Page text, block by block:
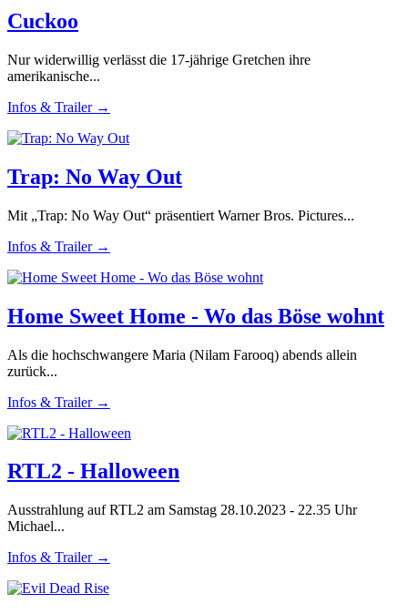
Cuckoo
Nur widerwillig verlässt die 17-jährige Gretchen ihre
amerikanische...
Infos & Trailer →
Trap: No Way Out
Mit „Trap: No Way Out“ präsentiert Warner Bros. Pictures...
Infos & Trailer →
Home Sweet Home - Wo das Böse wohnt
Als die hochschwangere Maria (Nilam Farooq) abends allein
zurück...
Infos & Trailer →
RTL2 - Halloween
Ausstrahlung auf RTL2 am Samstag 28.10.2023 - 22.35 Uhr
Michael...
Infos & Trailer →